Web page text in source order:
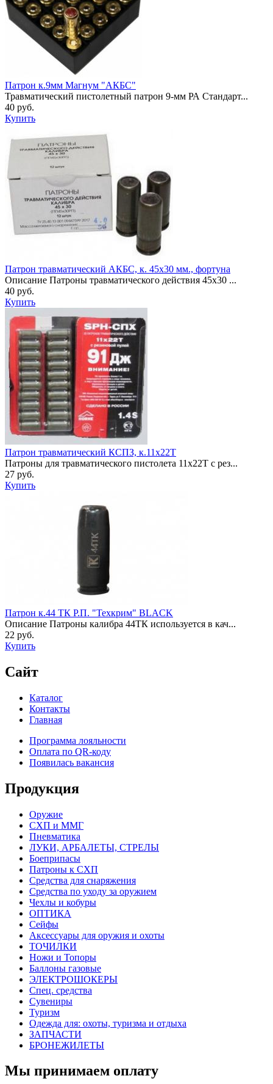
Патрон к.9мм Магнум "АКБС"
Травматический пистолетный патрон 9-мм РА Стандарт...
40 руб.
Купить
Патрон травматический АКБС, к. 45х30 мм., фортуна
Описание Патроны травматического действия 45х30 ...
40 руб.
Купить
Патрон травматический КСПЗ, к.11х22Т
Патроны для травматического пистолета 11х22Т с рез...
27 руб.
Купить
Патрон к.44 ТК Р.П. "Техкрим" BLACK
Описание Патроны калибра 44ТК используется в кач...
22 руб.
Купить
Сайт
Каталог
Контакты
Главная
Программа лояльности
Оплата по QR-коду
Появилась вакансия
Продукция
Оружие
СХП и ММГ
Пневматика
ЛУКИ, АРБАЛЕТЫ, СТРЕЛЫ
Боеприпасы
Патроны к СХП
Средства для снаряжения
Средства по уходу за оружием
Чехлы и кобуры
ОПТИКА
Сейфы
Аксессуары для оружия и охоты
ТОЧИЛКИ
Ножи и Топоры
Баллоны газовые
ЭЛЕКТРОШОКЕРЫ
Спец. средства
Сувениры
Туризм
Одежда для: охоты, туризма и отдыха
ЗАПЧАСТИ
БРОНЕЖИЛЕТЫ
Мы принимаем оплату